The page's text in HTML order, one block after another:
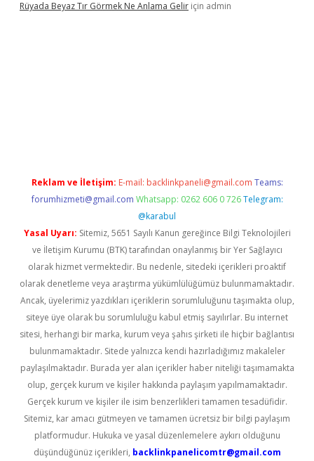
Rüyada Beyaz Tır Görmek Ne Anlama Gelir için admin
Reklam ve İletişim: E-mail: backlinkpaneli@gmail.com Teams:
forumhizmeti@gmail.com Whatsapp: 0262 606 0 726 Telegram:
@karabul
Yasal Uyarı: Sitemiz, 5651 Sayılı Kanun gereğince Bilgi Teknolojileri
ve İletişim Kurumu (BTK) tarafından onaylanmış bir Yer Sağlayıcı
olarak hizmet vermektedir. Bu nedenle, sitedeki içerikleri proaktif
olarak denetleme veya araştırma yükümlülüğümüz bulunmamaktadır.
Ancak, üyelerimiz yazdıkları içeriklerin sorumluluğunu taşımakta olup,
siteye üye olarak bu sorumluluğu kabul etmiş sayılırlar. Bu internet
sitesi, herhangi bir marka, kurum veya şahıs şirketi ile hiçbir bağlantısı
bulunmamaktadır. Sitede yalnızca kendi hazırladığımız makaleler
paylaşılmaktadır. Burada yer alan içerikler haber niteliği taşımamakta
olup, gerçek kurum ve kişiler hakkında paylaşım yapılmamaktadır.
Gerçek kurum ve kişiler ile isim benzerlikleri tamamen tesadüfidir.
Sitemiz, kar amacı gütmeyen ve tamamen ücretsiz bir bilgi paylaşım
platformudur. Hukuka ve yasal düzenlemelere aykırı olduğunu
düşündüğünüz içerikleri, backlinkpanelicomtr@gmail.com